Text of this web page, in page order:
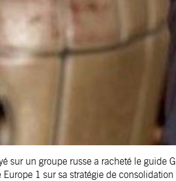
sur un groupe russe a racheté le guide
1 sur sa stratégie de